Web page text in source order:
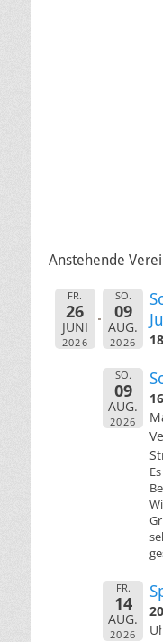
Anstehende
FR.
26
JUNI
2026
SO.
09
AUG.
2026
SO.
09
AUG.
2026
FR.
14
AUG.
2026